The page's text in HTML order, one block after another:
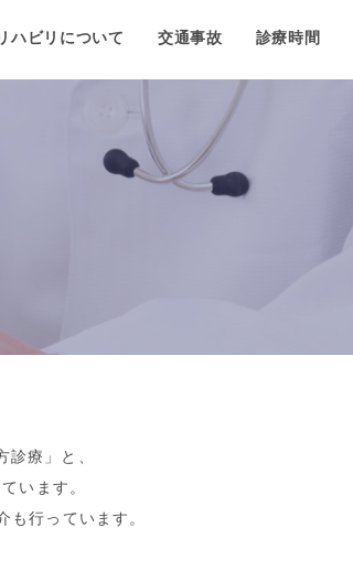
ハビリについて 交通事故 診療時間
診療」と、
います。
も行っています。